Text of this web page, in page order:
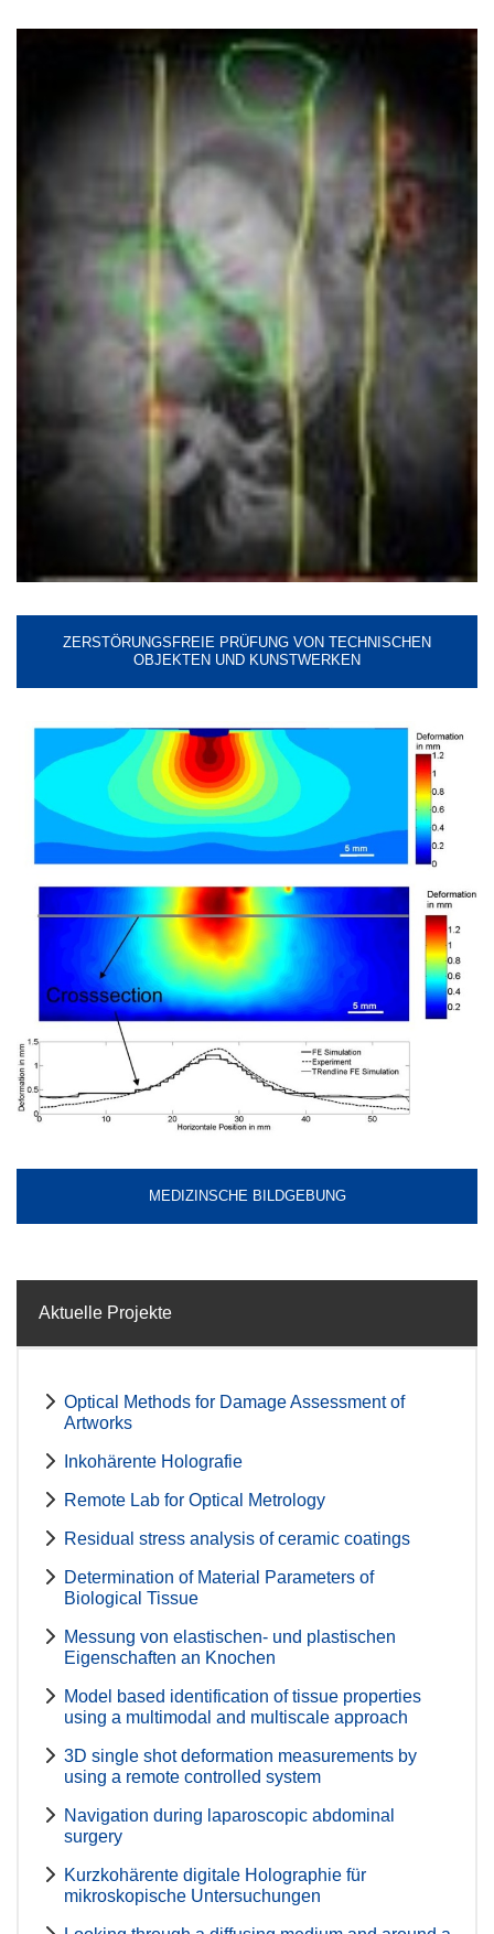
ZERSTÖRUNGSFREIE PRÜFUNG VON TECHNISCHEN
OBJEKTEN UND KUNSTWERKEN
MEDIZINSCHE BILDGEBUNG
Aktuelle Projekte
Optical Methods for Damage Assessment of
Artworks
Inkohärente Holografie
Remote Lab for Optical Metrology
Residual stress analysis of ceramic coatings
Determination of Material Parameters of
Biological Tissue
Messung von elastischen- und plastischen
Eigenschaften an Knochen
Model based identification of tissue properties
using a multimodal and multiscale approach
3D single shot deformation measurements by
using a remote controlled system
Navigation during laparoscopic abdominal
surgery
Kurzkohärente digitale Holographie für
mikroskopische Untersuchungen